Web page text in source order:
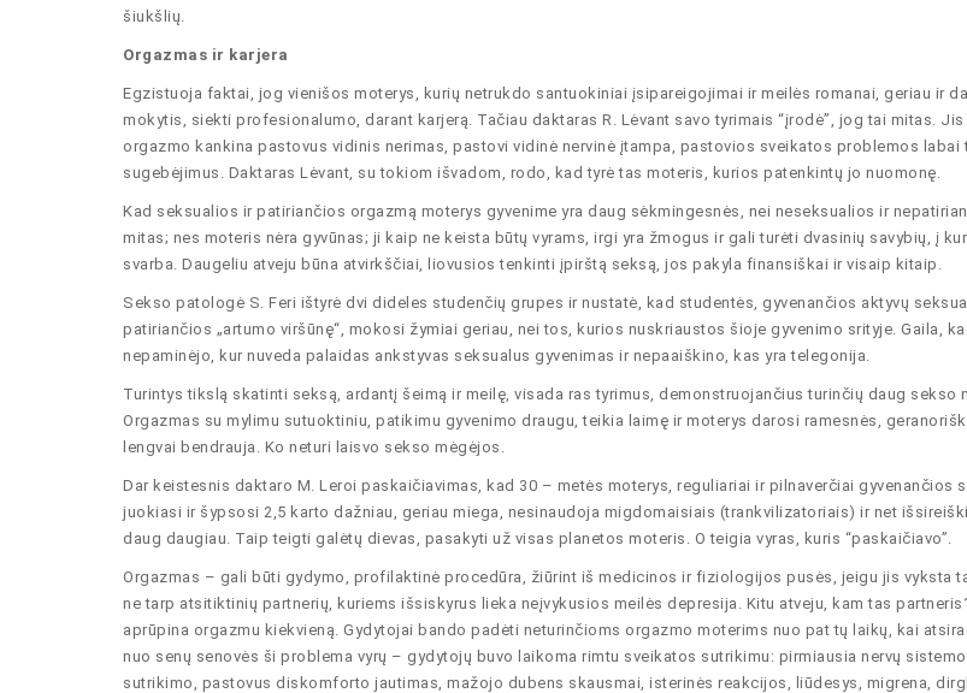
šiukšlių.
Orgazmas ir karjera
Egzistuoja faktai, jog vienišos moterys, kurių netrukdo santuokiniai įsipareigojimai ir meilės romanai, geriau ir
mokytis, siekti profesionalumo, darant karjerą. Tačiau daktaras R. Lėvant savo tyrimais “įrodė”, jog tai mitas.
orgazmo kankina pastovus vidinis nerimas, pastovi vidinė nervinė įtampa, pastovios sveikatos problemos labai
sugebėjimus. Daktaras Lėvant, su tokiom išvadom, rodo, kad tyrė tas moteris, kurios patenkintų jo nuomonę.
Kad seksualios ir patiriančios orgazmą moterys gyvenime yra daug sėkmingesnės, nei neseksualios ir
mitas; nes moteris nėra gyvūnas; ji kaip ne keista būtų vyrams, irgi yra žmogus ir gali turėti dvasinių savybių, į
svarba. Daugeliu atveju būna atvirkščiai, liovusios tenkinti įpirštą seksą, jos pakyla finansiškai ir visaip kitaip.
Sekso patologė S. Feri ištyrė dvi dideles studenčių grupes ir nustatė, kad studentės, gyvenančios aktyvų
patiriančios „artumo viršūnę“, mokosi žymiai geriau, nei tos, kurios nuskriaustos šioje gyvenimo srityje. Gaila,
nepaminėjo, kur nuveda palaidas ankstyvas seksualus gyvenimas ir nepaaiškino, kas yra telegonija.
Turintys tikslą skatinti seksą, ardantį šeimą ir meilę, visada ras tyrimus, demonstruojančius turinčių daug sekso
Orgazmas su mylimu sutuoktiniu, patikimu gyvenimo draugu, teikia laimę ir moterys darosi ramesnės,
lengvai bendrauja. Ko neturi laisvo sekso mėgėjos.
Dar keistesnis daktaro M. Leroi paskaičiavimas, kad 30 – metės moterys, reguliariai ir pilnaverčiai gyvenančios
juokiasi ir šypsosi 2,5 karto dažniau, geriau miega, nesinaudoja migdomaisiais (trankvilizatoriais) ir net
daug daugiau. Taip teigti galėtų dievas, pasakyti už visas planetos moteris. O teigia vyras, kuris “paskaičiavo”.
Orgazmas – gali būti gydymo, profilaktinė procedūra, žiūrint iš medicinos ir fiziologijos pusės, jeigu jis vyksta
ne tarp atsitiktinių partnerių, kuriems išsiskyrus lieka neįvykusios meilės depresija. Kitu atveju, kam tas
aprūpina orgazmu kiekvieną. Gydytojai bando padėti neturinčioms orgazmo moterims nuo pat tų laikų, kai
nuo senų senovės ši problema vyrų – gydytojų buvo laikoma rimtu sveikatos sutrikimu: pirmiausia nervų
sutrikimo, pastovus diskomforto jautimas, mažojo dubens skausmai, isterinės reakcijos, liūdesys, migrena,